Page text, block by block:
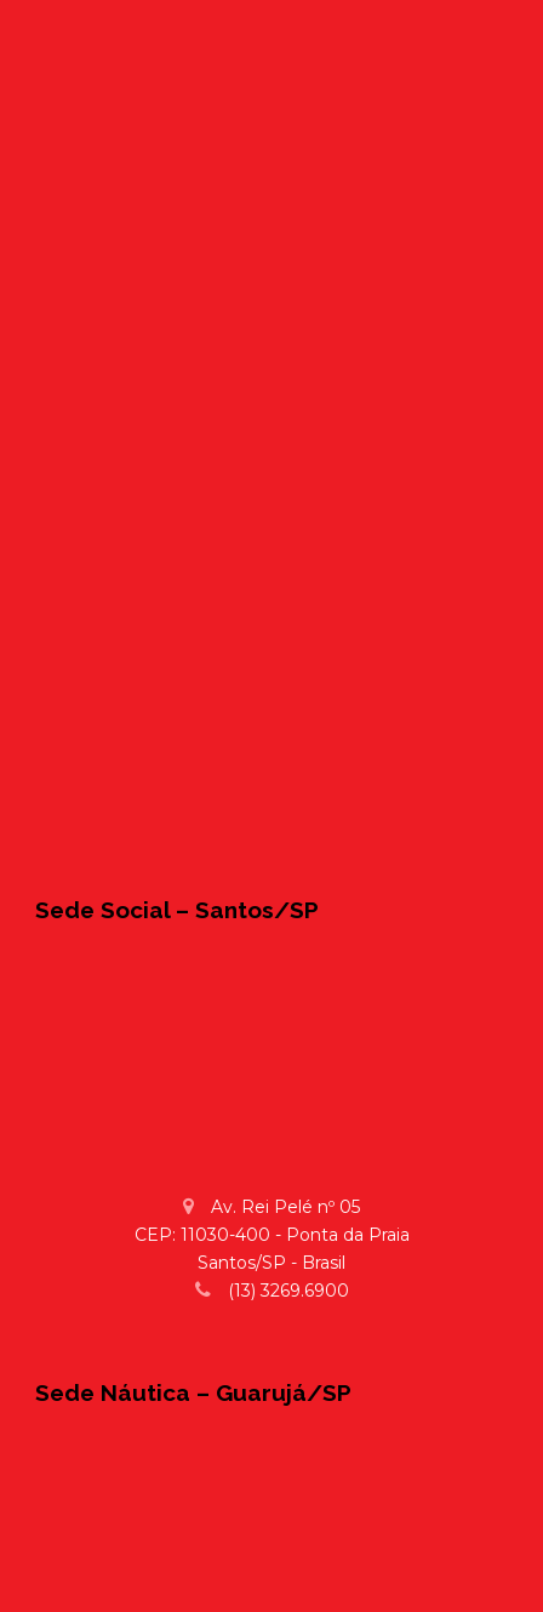
Sede Social – Santos/SP
Av. Rei Pelé nº 05
CEP: 11030-400 - Ponta da Praia
Santos/SP - Brasil
(13) 3269.6900
Sede Náutica – Guarujá/SP